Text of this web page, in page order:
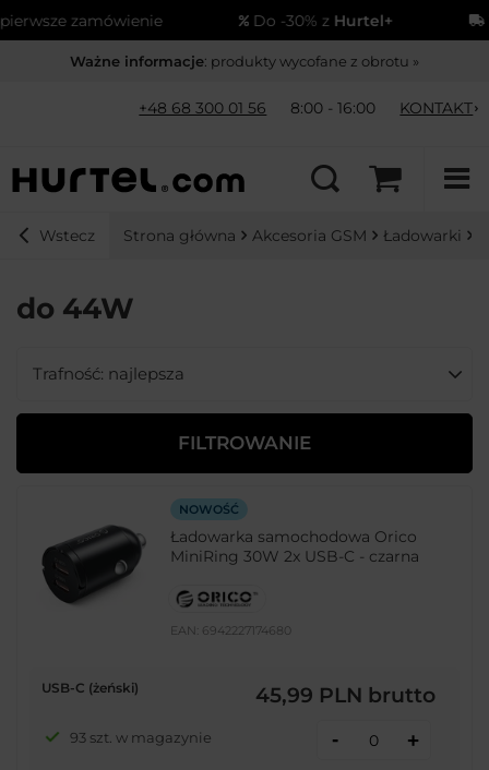
zamówienie Do -30% zHurtel+
Ważne informacje: produkty wycofane z obrotu »
+48 68 300 01 56 8:00 - 16:00 KONTAKT
Wstecz Strona główna Akcesoria GSM Ładowarki
do 44W
Zmień sortowanie
Trafność: najlepsza
FILTROWANIE
NOWOŚĆ
Ładowarka samochodowa Orico
MiniRing 30W 2x USB-C - czarna
EAN: 6942227174680
USB-C (żeński) 45,99 PLN brutto
93 szt. w magazynie - +